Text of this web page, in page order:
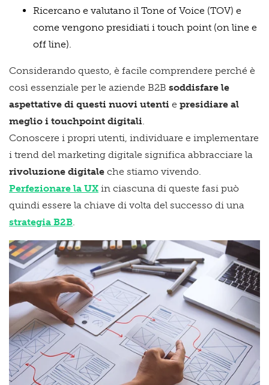
Ricercano e valutano il Tone of Voice (TOV) e
come vengono presidiati i touch point (on line e
off line).
Considerando questo, è facile comprendere perché è
così essenziale per le aziende B2B soddisfare le
aspettative di questi nuovi utenti e presidiare al
meglio i touchpoint digitali
Conoscere i propri utenti, individuare e implementare
i trend del marketing digitale significa abbracciare la
rivoluzione digitale che stiamo vivendo.
Perfezionare la UX in ciascuna di queste fasi può
quindi essere la chiave di volta del successo di una
strategia B2B